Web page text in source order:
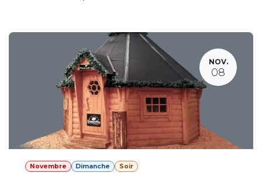
NOV.
08
Novembre Dimanche Soir